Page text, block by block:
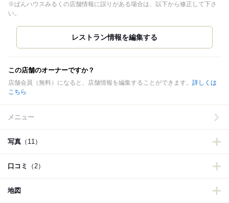
※ぱんハウスみるくの店舗情報に誤りがある場合は、以下から修正して下さ
い。
この店舗のオーナーですか？
店舗会員（無料）になると、店舗情報を編集することができます。 詳しくは
こちら
メニュー
写真 （11）
口コミ （2）
地図